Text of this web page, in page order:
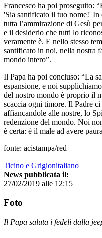
Francesco ha poi proseguito:
'Sia santificato il tuo nome!' In
tutta l’ammirazione di Gesù
e il desiderio che tutti lo
veramente è. E nello stesso
santificato in noi, nella nostra
mondo intero”.
Il Papa ha poi concluso: “La
espansione, e noi
del nostro mondo è proprio il
scaccia ogni timore. Il Padre
affiancandole alle nostre, lo
redenzione del mondo. Noi
è certa: è il male ad avere
fonte: acistampa/red
Ticino e Grigionitaliano
News pubblicata il:
27/02/2019 alle 12:15
Foto
Il Papa saluta i fedeli dalla